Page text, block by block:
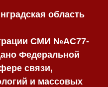
область
СМИ №AC77-
Федеральной
связи,
и массовых